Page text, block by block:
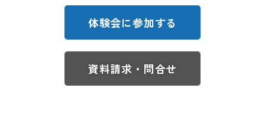
体験会に参加する
資料請求・問合せ